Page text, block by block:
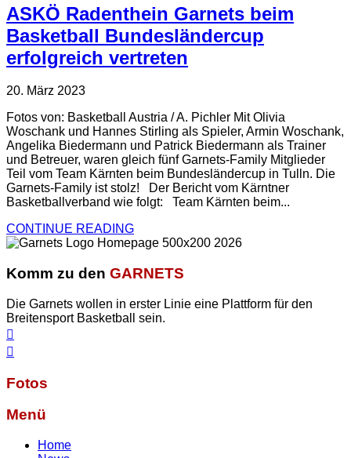
ASKÖ Radenthein Garnets beim
Basketball Bundesländercup
erfolgreich vertreten
20. März 2023
Fotos von: Basketball Austria / A. Pichler Mit Olivia
Woschank und Hannes Stirling als Spieler, Armin Woschank,
Angelika Biedermann und Patrick Biedermann als Trainer
und Betreuer, waren gleich fünf Garnets-Family Mitglieder
Teil vom Team Kärnten beim Bundesländercup in Tulln. Die
Garnets-Family ist stolz! Der Bericht vom Kärntner
Basketballverband wie folgt: Team Kärnten beim...
CONTINUE READING
Komm zu den GARNETS
Die Garnets wollen in erster Linie eine Plattform für den
Breitensport Basketball sein.
Fotos
Menü
Home